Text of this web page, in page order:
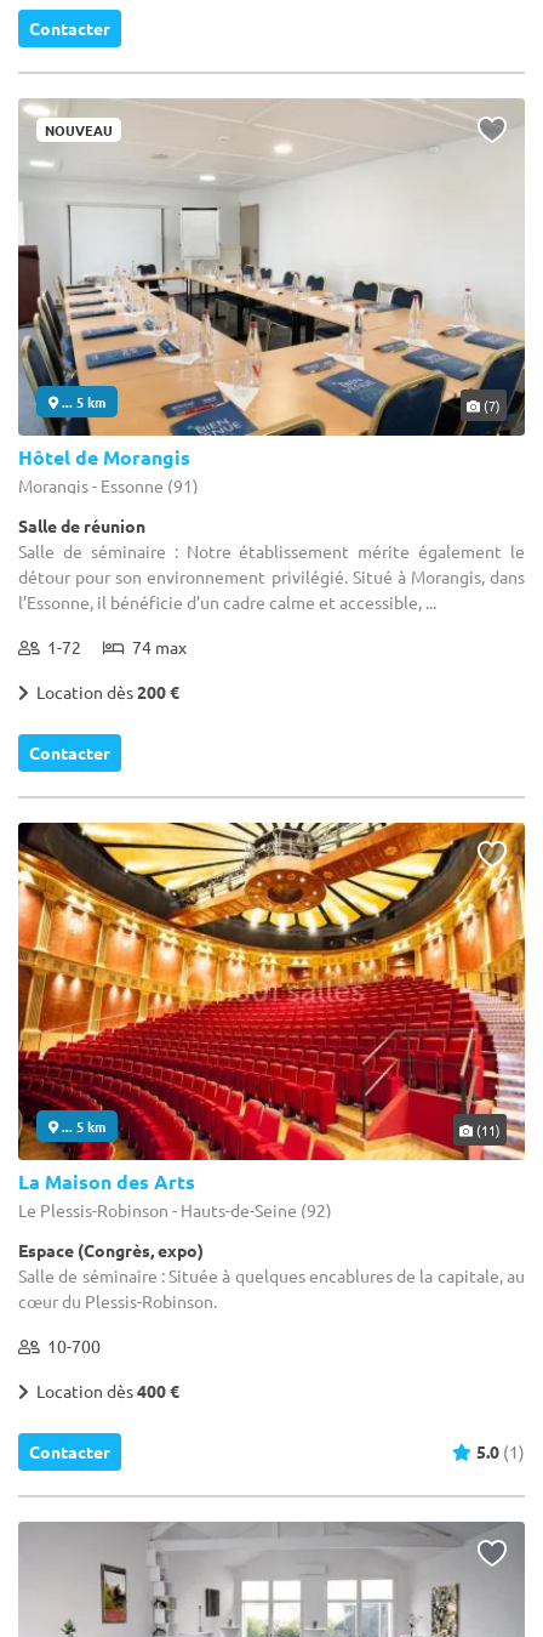
Contacter
NOUVEAU
... 5 km (7)
Hôtel de Morangis
Morangis - Essonne (91)
Salle de réunion
Salle de séminaire : Notre établissement mérite également le
détour pour son environnement privilégié. Situé à Morangis, dans
l’Essonne, il bénéficie d’un cadre calme et accessible, ...
1-72 74 max
Location dès200 €
Contacter
... 5 km (11)
La Maison des Arts
Le Plessis-Robinson - Hauts-de-Seine (92)
Espace (Congrès, expo)
Salle de séminaire : Située à quelques encablures de la capitale, au
cœur du Plessis-Robinson.
10-700
Location dès400 €
Contacter 5.0 (1)